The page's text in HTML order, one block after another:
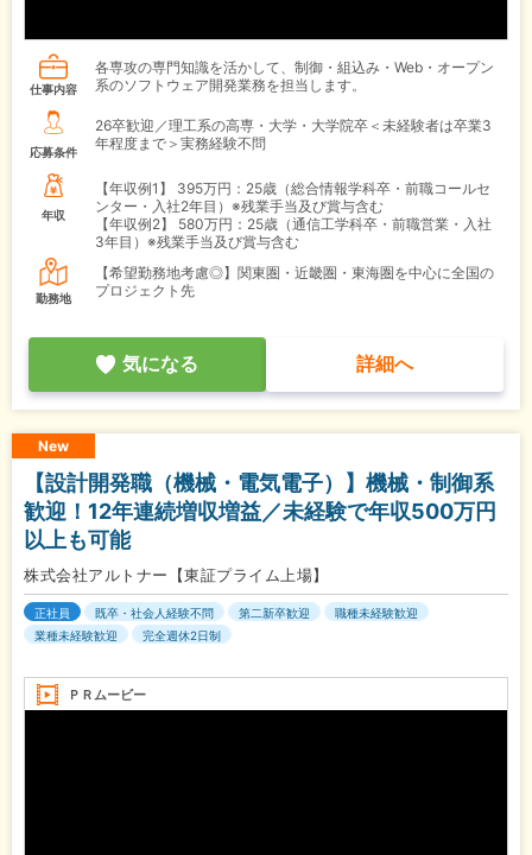
仕事内容
各専攻の専門知識を活かして、制御・組込み・Web・オープン
系のソフトウェア開発業務を担当します。
応募条件
26卒歓迎／理工系の高専・大学・大学院卒＜未経験者は卒業3
年程度まで＞実務経験不問
年収
【年収例1】
395万円：25歳（総合情報学科卒・前職コールセ
ンター・入社2年目）※残業手当及び賞与含む
【年収例2】
580万円：25歳（通信工学科卒・前職営業・入社
3年目）※残業手当及び賞与含む
勤務地
【希望勤務地考慮◎】関東圏・近畿圏・東海圏を中心に全国の
プロジェクト先
気になる 詳細へ
New
【設計開発職（機械・電気電子）】機械・制御系
歓迎！12年連続増収増益／未経験で年収500万円
以上も可能
株式会社アルトナー【東証プライム上場】
正社員 既卒・社会人経験不問 第二新卒歓迎
職種未経験歓迎
業種未経験歓迎
完全週休2日制
ＰＲムービー